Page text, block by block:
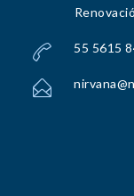
55 5615